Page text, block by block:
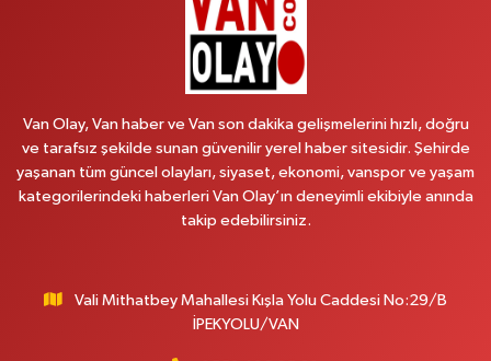
ÖZEL AKDAMAR HASTANESİ KARŞISI HATUNİYE MAH.ASMİN SK.NO:11
Çağatay Eczanesi
MAHMUDİYE MAH.VAN-SARAY YOLU 113 D
Yol Tarifi Al
YENİŞEHİR MAH. 117.SOKAK 7-9Ahastane karşısı
Van Olay, Van haber ve Van son dakika gelişmelerini hızlı, doğru
ve tarafsız şekilde sunan güvenilir yerel haber sitesidir. Şehirde
yaşanan tüm güncel olayları, siyaset, ekonomi, vanspor ve yaşam
kategorilerindeki haberleri Van Olay’ın deneyimli ekibiyle anında
takip edebilirsiniz.
Vali Mithatbey Mahallesi Kışla Yolu Caddesi No:29/B
İPEKYOLU/VAN